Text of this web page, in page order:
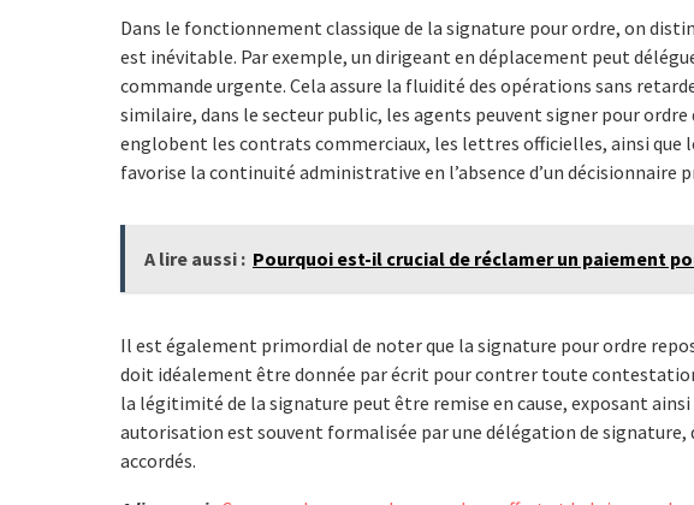
Dans le fonctionnement classique de la signature pour ordre, on
est inévitable. Par exemple, un dirigeant en déplacement peut
commande urgente. Cela assure la fluidité des opérations sans
similaire, dans le secteur public, les agents peuvent signer pour ordre
englobent les contrats commerciaux, les lettres officielles, ainsi que
favorise la continuité administrative en l’absence d’un décisionnaire
A lire aussi : Pourquoi est-il crucial de réclamer un paiement
Il est également primordial de noter que la signature pour ordre
doit idéalement être donnée par écrit pour contrer toute
la légitimité de la signature peut être remise en cause, exposant ainsi
autorisation est souvent formalisée par une délégation de
accordés.